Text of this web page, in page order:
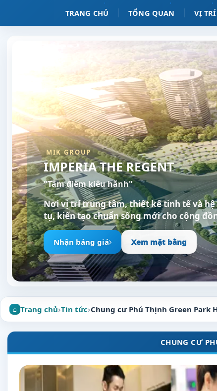
TRANG CHỦ TỔNG QUAN VỊ TRÍ
MIK GROUP
IMPERIA THE REGENT
"Tâm điểm kiêu hãnh"
Nơi vị trí trung tâm, thiết kế tinh tế và
tụ, kiến tạo chuẩn sống mới cho cộng
Nhận bảng giá Xem mặt bằng
Trang chủ›Tin tức›Chung cư Phú Thịnh Green Park
CHUNG CƯ